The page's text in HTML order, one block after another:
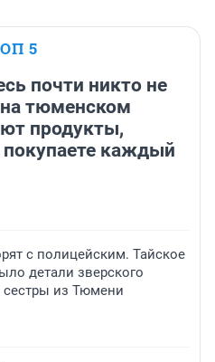
5
почти никто не
тюменском
продукты,
каждый
с полицейским. Тайское
детали зверского
сестры из Тюмени